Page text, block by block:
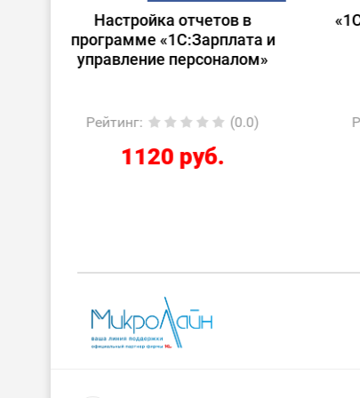
«1С:Зарплата и управление
персоналом для
начинающих»
Рейтинг: (0.0)
2424 руб.